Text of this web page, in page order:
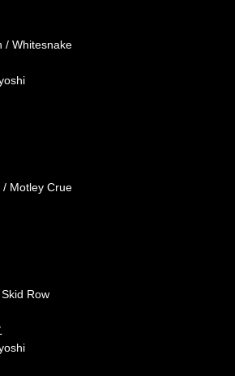
/ Whitesnake
/ Motley Crue
Row